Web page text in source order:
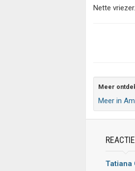
Nette
Meer
Meer in
Tatiana